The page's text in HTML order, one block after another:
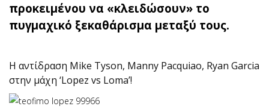
προκειμένου να «κλειδώσουν» το
πυγμαχικό ξεκαθάρισμα μεταξύ τους.
H αντίδραση Mike Tyson, Manny Pacquiao, Ryan Garcia
στην μάχη ‘Lopez vs Loma’!